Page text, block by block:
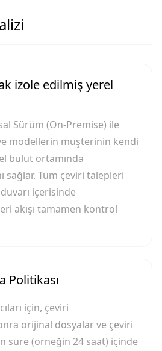
izole edilmiş yerel
Sürüm (On-Premise) ile
modellerin müşterinin kendi
bulut ortamında
sağlar. Tüm çeviri talepleri
içerisinde
akışı tamamen kontrol
Politikası
için, çeviri
orijinal dosyalar ve çeviri
süre (örneğin 24 saat) içinde